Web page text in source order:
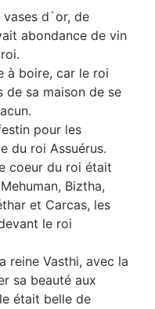
vases d`or, de
abondance de vin
à boire, car le roi
de sa maison de se
pour les
du roi Assuérus.
coeur du roi était
Biztha,
et Carcas, les
le roi
reine Vasthi, avec la
sa beauté aux
était belle de